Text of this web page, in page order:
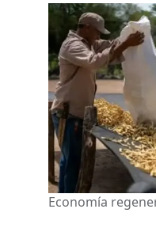
Economía